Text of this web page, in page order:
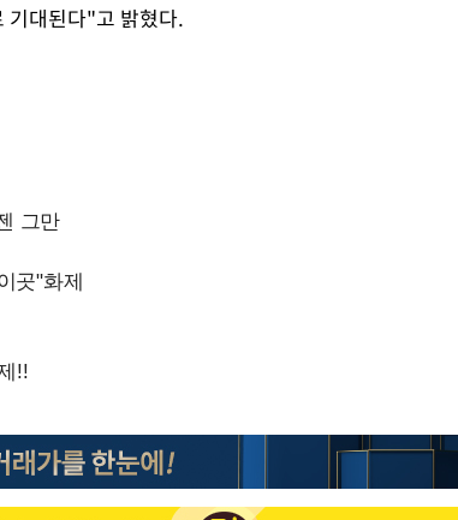
기대된다"고 밝혔다.